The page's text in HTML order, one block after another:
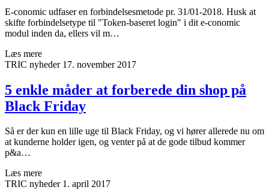
E-conomic udfaser en forbindelsesmetode pr. 31/01-2018. Husk at
skifte forbindelsetype til "Token-baseret login" i dit e-conomic
modul inden da, ellers vil m…
Læs mere
TRIC nyheder 17. november 2017
5 enkle måder at forberede din shop på
Black Friday
Så er der kun en lille uge til Black Friday, og vi hører allerede nu om
at kunderne holder igen, og venter på at de gode tilbud kommer
p&a…
Læs mere
TRIC nyheder 1. april 2017